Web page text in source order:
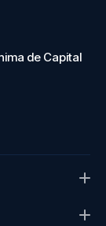
de Capital